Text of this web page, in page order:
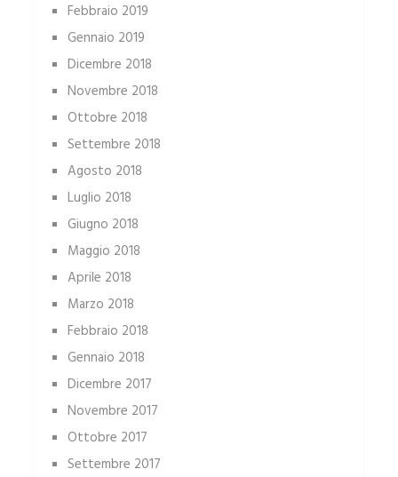
Febbraio 2019
Gennaio 2019
Dicembre 2018
Novembre 2018
Ottobre 2018
Settembre 2018
Agosto 2018
Luglio 2018
Giugno 2018
Maggio 2018
Aprile 2018
Marzo 2018
Febbraio 2018
Gennaio 2018
Dicembre 2017
Novembre 2017
Ottobre 2017
Settembre 2017